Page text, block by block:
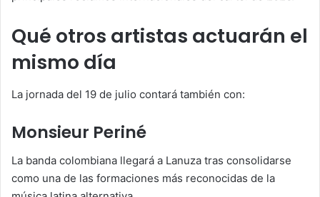
Qué otros artistas actuarán el
mismo día
La jornada del 19 de julio contará también con:
Monsieur Periné
La banda colombiana llegará a Lanuza tras consolidarse
como una de las formaciones más reconocidas de la